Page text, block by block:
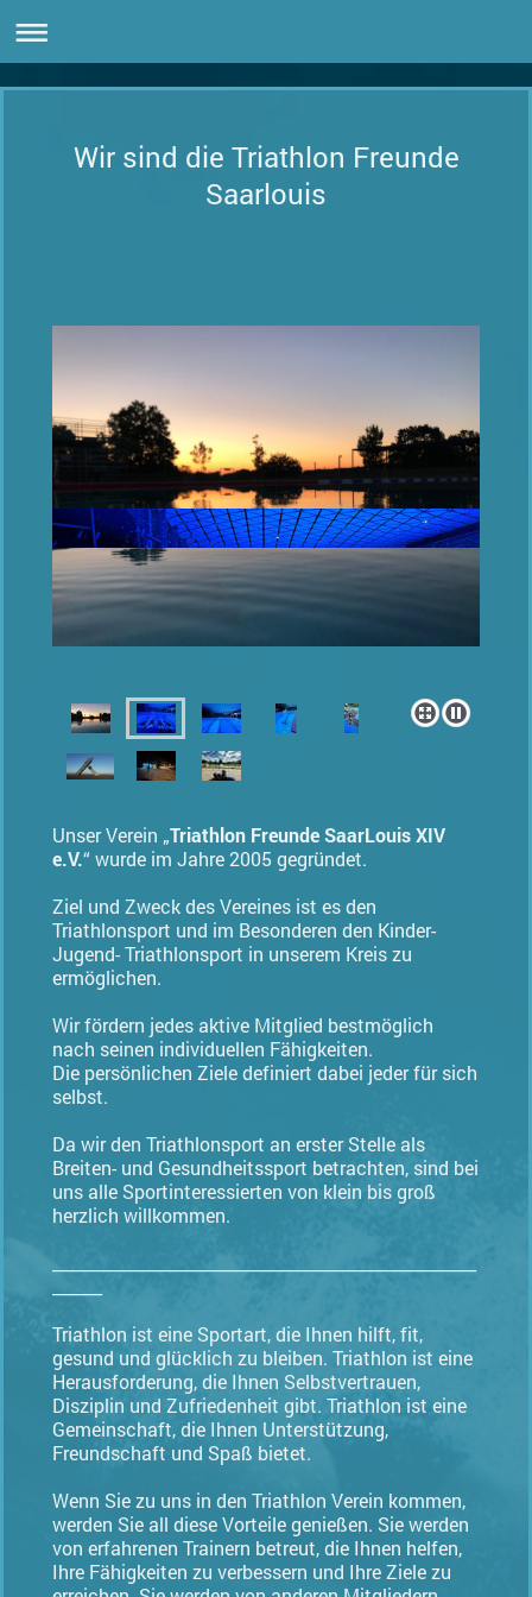
Wir sind die Triathlon Freunde
Saarlouis
Unser Verein „Triathlon Freunde SaarLouis XIV
e.V.“ wurde im Jahre 2005 gegründet.
Ziel und Zweck des Vereines ist es den
Triathlonsport und im Besonderen den Kinder-
Jugend- Triathlonsport in unserem Kreis zu
ermöglichen.
Wir fördern jedes aktive Mitglied bestmöglich
nach seinen individuellen Fähigkeiten.
Die persönlichen Ziele definiert dabei jeder für sich
selbst.
Da wir den Triathlonsport an erster Stelle als
Breiten- und Gesundheitssport betrachten, sind bei
uns alle Sportinteressierten von klein bis groß
herzlich willkommen.
Triathlon ist eine Sportart, die Ihnen hilft, fit,
gesund und glücklich zu bleiben. Triathlon ist eine
Herausforderung, die Ihnen Selbstvertrauen,
Disziplin und Zufriedenheit gibt. Triathlon ist eine
Gemeinschaft, die Ihnen Unterstützung,
Freundschaft und Spaß bietet.
Wenn Sie zu uns in den Triathlon Verein kommen,
werden Sie all diese Vorteile genießen. Sie werden
von erfahrenen Trainern betreut, die Ihnen helfen,
Ihre Fähigkeiten zu verbessern und Ihre Ziele zu